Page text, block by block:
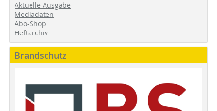
Aktuelle Ausgabe
Mediadaten
Abo-Shop
Heftarchiv
Brandschutz